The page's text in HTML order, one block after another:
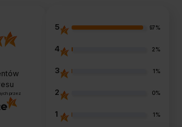
przez
5 97%
4 2%
3 1%
2 0%
1 1%